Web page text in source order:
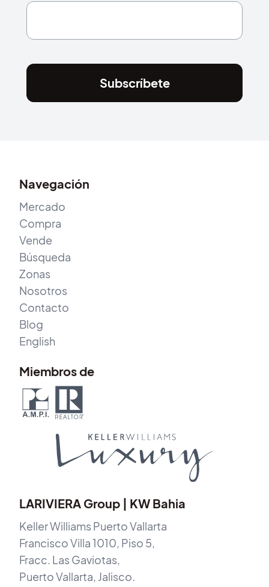
Subscríbete
Navegación
Mercado
Compra
Vende
Búsqueda
Zonas
Nosotros
Contacto
Blog
English
Miembros de
LARIVIERA Group | KW Bahia
Keller Williams Puerto Vallarta
Francisco Villa 1010, Piso 5,
Fracc. Las Gaviotas,
Puerto Vallarta, Jalisco.